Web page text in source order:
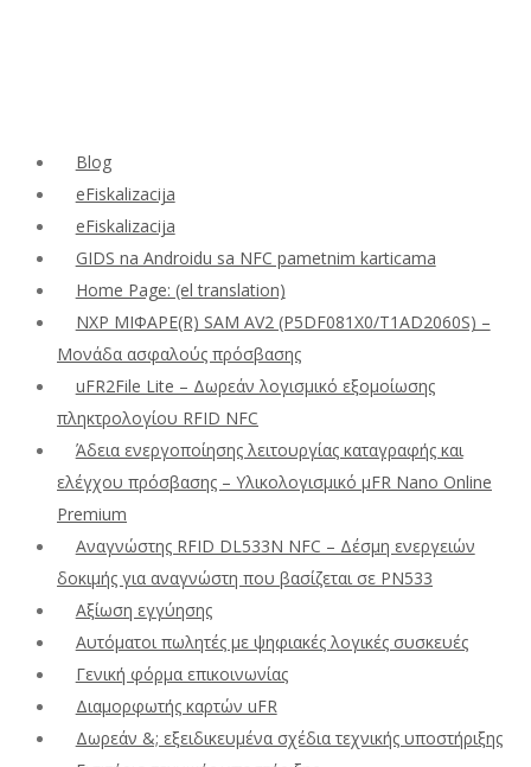
Blog
eFiskalizacija
eFiskalizacija
GIDS na Androidu sa NFC pametnim karticama
Home Page: (el translation)
NXP ΜΙΦΑΡΕ(R) SAM AV2 (P5DF081X0/T1AD2060S) –
Μονάδα ασφαλούς πρόσβασης
uFR2File Lite – Δωρεάν λογισμικό εξομοίωσης
πληκτρολογίου RFID NFC
Άδεια ενεργοποίησης λειτουργίας καταγραφής και
ελέγχου πρόσβασης – Υλικολογισμικό μFR Nano Online
Premium
Αναγνώστης RFID DL533N NFC – Δέσμη ενεργειών
δοκιμής για αναγνώστη που βασίζεται σε PN533
Αξίωση εγγύησης
Αυτόματοι πωλητές με ψηφιακές λογικές συσκευές
Γενική φόρμα επικοινωνίας
Διαμορφωτής καρτών uFR
Δωρεάν &; εξειδικευμένα σχέδια τεχνικής υποστήριξης